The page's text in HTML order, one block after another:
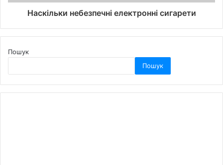
Наскільки небезпечні електронні сигарети
Пошук
Пошук